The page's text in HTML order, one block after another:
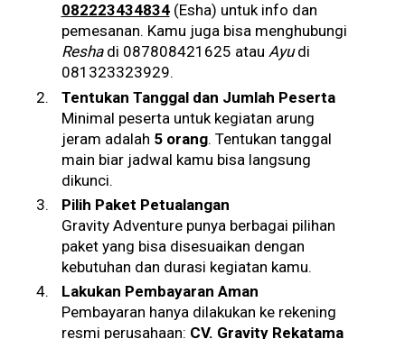
082223434834(Esha) untuk info dan
pemesanan. Kamu juga bisa menghubungi
Reshadi 087808421625 atau Ayudi
081323323929.
Tentukan Tanggal dan Jumlah Peserta
Minimal peserta untuk kegiatan arung
jeram adalah 5 orang. Tentukan tanggal
main biar jadwal kamu bisa langsung
dikunci.
Pilih Paket Petualangan
Gravity Adventure punya berbagai pilihan
paket yang bisa disesuaikan dengan
kebutuhan dan durasi kegiatan kamu.
Lakukan Pembayaran Aman
Pembayaran hanya dilakukan ke rekening
resmi perusahaan: CV. Gravity Rekatama